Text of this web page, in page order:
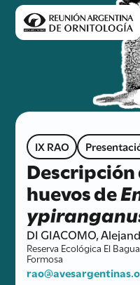
IX RAO
huevos de
DI GIACOMO,
Reserva Ecológica El
Formosa